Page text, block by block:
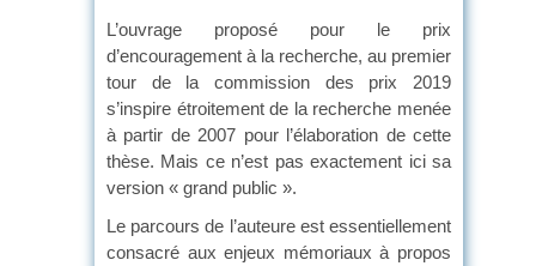
L’ouvrage proposé pour le prix
d’encouragement à la recherche, au premier
tour de la commission des prix 2019
s’inspire étroitement de la recherche menée
à partir de 2007 pour l’élaboration de cette
thèse. Mais ce n’est pas exactement ici sa
version « grand public ».
Le parcours de l’auteure est essentiellement
consacré aux enjeux mémoriaux à propos